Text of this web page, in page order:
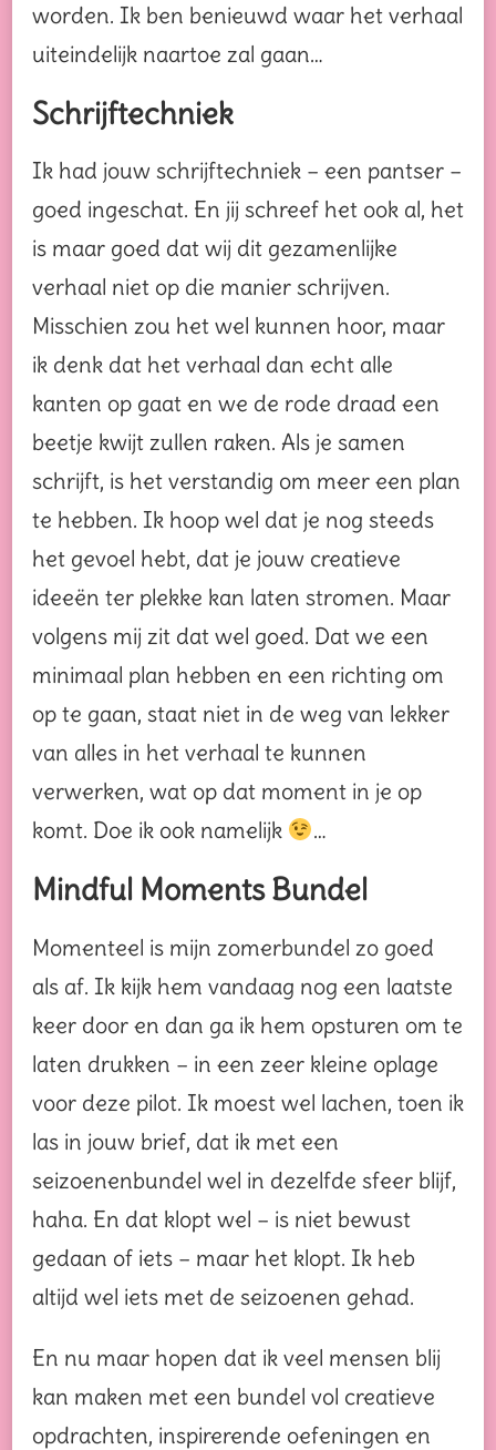
worden. Ik ben benieuwd waar het verhaal
uiteindelijk naartoe zal gaan…
Schrijftechniek
Ik had jouw schrijftechniek – een pantser –
goed ingeschat. En jij schreef het ook al, het
is maar goed dat wij dit gezamenlijke
verhaal niet op die manier schrijven.
Misschien zou het wel kunnen hoor, maar
ik denk dat het verhaal dan echt alle
kanten op gaat en we de rode draad een
beetje kwijt zullen raken. Als je samen
schrijft, is het verstandig om meer een plan
te hebben. Ik hoop wel dat je nog steeds
het gevoel hebt, dat je jouw creatieve
ideeën ter plekke kan laten stromen. Maar
volgens mij zit dat wel goed. Dat we een
minimaal plan hebben en een richting om
op te gaan, staat niet in de weg van lekker
van alles in het verhaal te kunnen
verwerken, wat op dat moment in je op
komt. Doe ik ook namelijk
…
Mindful Moments Bundel
Momenteel is mijn zomerbundel zo goed
als af. Ik kijk hem vandaag nog een laatste
keer door en dan ga ik hem opsturen om te
laten drukken – in een zeer kleine oplage
voor deze pilot. Ik moest wel lachen, toen ik
las in jouw brief, dat ik met een
seizoenenbundel wel in dezelfde sfeer blijf,
haha. En dat klopt wel – is niet bewust
gedaan of iets – maar het klopt. Ik heb
altijd wel iets met de seizoenen gehad.
En nu maar hopen dat ik veel mensen blij
kan maken met een bundel vol creatieve
opdrachten, inspirerende oefeningen en